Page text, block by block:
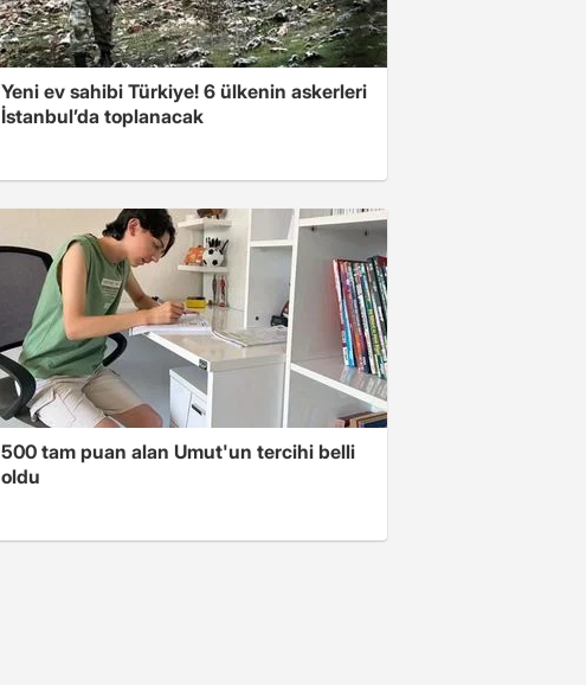
Yeni ev sahibi Türkiye! 6 ülkenin askerleri
İstanbul’da toplanacak
500 tam puan alan Umut'un tercihi belli
oldu